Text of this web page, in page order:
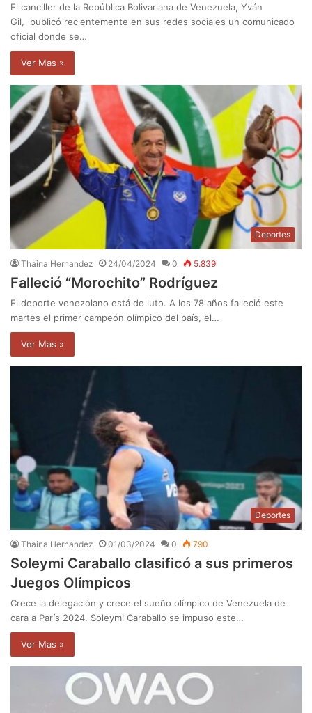
El canciller de la República Bolivariana de Venezuela, Yván
Gil, publicó recientemente en sus redes sociales un comunicado
oficial donde se…
Ver Mas »
Deportes
Thaina Hernandez 24/04/2024 0 5.839
Falleció “Morochito” Rodríguez
El deporte venezolano está de luto. A los 78 años falleció este
martes el primer campeón olímpico del país, el…
Ver Mas »
Deportes
Thaina Hernandez 01/03/2024 0 790
Soleymi Caraballo clasificó a sus primeros
Juegos Olímpicos
Crece la delegación y crece el sueño olímpico de Venezuela de
cara a París 2024. Soleymi Caraballo se impuso este…
Ver Mas »